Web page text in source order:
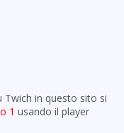
Twich in questo sito si
1 usando il player